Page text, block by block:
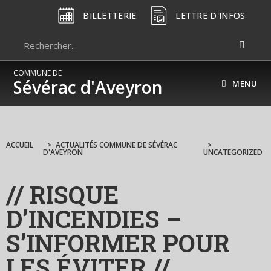
BILLETTERIE LETTRE D'INFOS
COMMUNE DE
Sévérac d'Aveyron MENU
ACCUEIL > ACTUALITÉS COMMUNE DE SÉVÉRAC
D'AVEYRON
>
UNCATEGORIZED
// RISQUE
D’INCENDIES –
S’INFORMER POUR